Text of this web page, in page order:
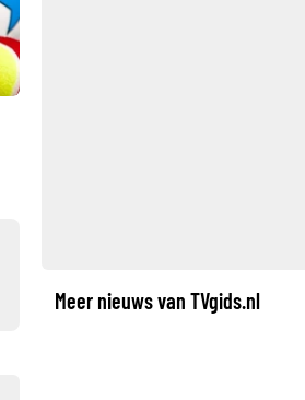
Meer nieuws van TVgids.nl